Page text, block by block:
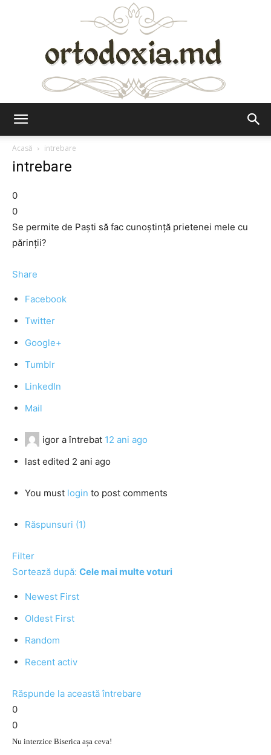
Acasă
intrebare
intrebare
0
0
Se permite de Paşti să fac cunoştinţă prietenei mele cu
părinţii?
Share
Facebook
Twitter
Google+
Tumblr
LinkedIn
Mail
igor a întrebat 12 ani ago
last edited 2 ani ago
You must login to post comments
Răspunsuri (1)
Filter
Sortează după: Cele mai multe voturi
Newest First
Oldest First
Random
Recent activ
Răspunde la această întrebare
0
0
Nu interzice Biserica așa ceva!